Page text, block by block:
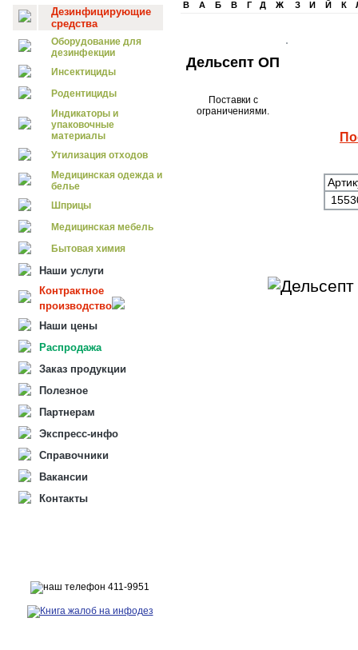
Дезинфицирующие
средства
Оборудование для
дезинфекции
Инсектициды
Родентициды
Индикаторы и
упаковочные
материалы
Утилизация отходов
Медицинская одежда и
белье
Шприцы
Медицинская мебель
Бытовая химия
Наши услуги
Контрактное
производство
Наши цены
Распродажа
Заказ продукции
Полезное
Партнерам
Экспресс-инфо
Справочники
Вакансии
Контакты
B А Б В Г Д Ж З И Й К
Дельсепт ОП
Поставки с
ограничениями.